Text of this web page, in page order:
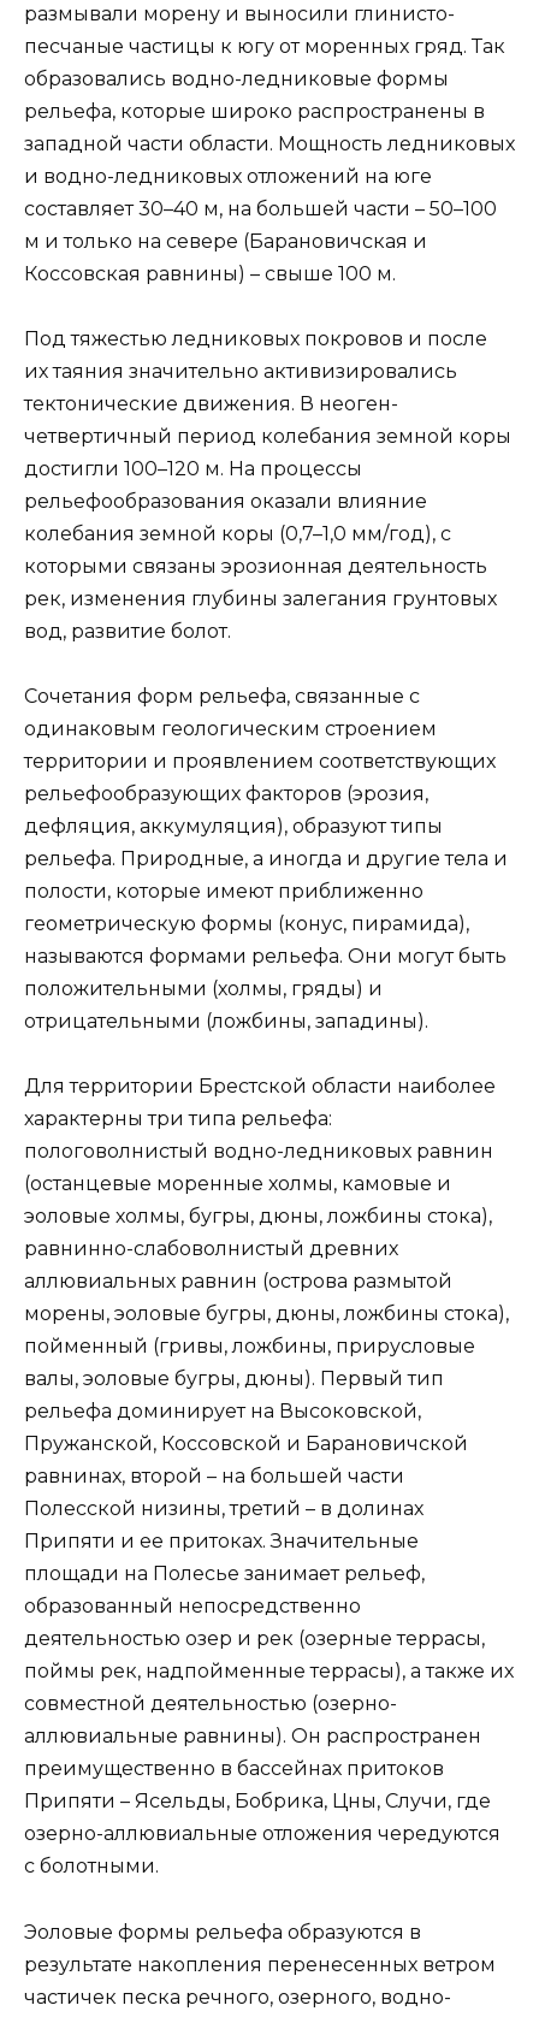
размывали морену и выносили глинисто-
песчаные частицы к югу от моренных гряд. Так
образовались водно-ледниковые формы
рельефа, которые широко распространены в
западной части области. Мощность ледниковых
и водно-ледниковых отложений на юге
составляет 30–40 м, на большей части – 50–100
м и только на севере (Барановичская и
Коссовская равнины) – свыше 100 м.
Под тяжестью ледниковых покровов и после
их таяния значительно активизировались
тектонические движения. В неоген-
четвертичный период колебания земной коры
достигли 100–120 м. На процессы
рельефообразования оказали влияние
колебания земной коры (0,7–1,0 мм/год), с
которыми связаны эрозионная деятельность
рек, изменения глубины залегания грунтовых
вод, развитие болот.
Сочетания форм рельефа, связанные с
одинаковым геологическим строением
территории и проявлением соответствующих
рельефообразующих факторов (эрозия,
дефляция, аккумуляция), образуют типы
рельефа. Природные, а иногда и другие тела и
полости, которые имеют приближенно
геометрическую формы (конус, пирамида),
называются формами рельефа. Они могут быть
положительными (холмы, гряды) и
отрицательными (ложбины, западины).
Для территории Брестской области наиболее
характерны три типа рельефа:
пологоволнистый водно-ледниковых равнин
(останцевые моренные холмы, камовые и
эоловые холмы, бугры, дюны, ложбины стока),
равнинно-слабоволнистый древних
аллювиальных равнин (острова размытой
морены, эоловые бугры, дюны, ложбины стока),
пойменный (гривы, ложбины, прирусловые
валы, эоловые бугры, дюны). Первый тип
рельефа доминирует на Высоковской,
Пружанской, Коссовской и Барановичской
равнинах, второй – на большей части
Полесской низины, третий – в долинах
Припяти и ее притоках. Значительные
площади на Полесье занимает рельеф,
образованный непосредственно
деятельностью озер и рек (озерные террасы,
поймы рек, надпойменные террасы), а также их
совместной деятельностью (озерно-
аллювиальные равнины). Он распространен
преимущественно в бассейнах притоков
Припяти – Ясельды, Бобрика, Цны, Случи, где
озерно-аллювиальные отложения чередуются
с болотными.
Эоловые формы рельефа образуются в
результате накопления перенесенных ветром
частичек песка речного, озерного, водно-